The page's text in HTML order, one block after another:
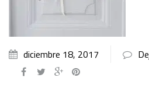
diciembre 18, 2017